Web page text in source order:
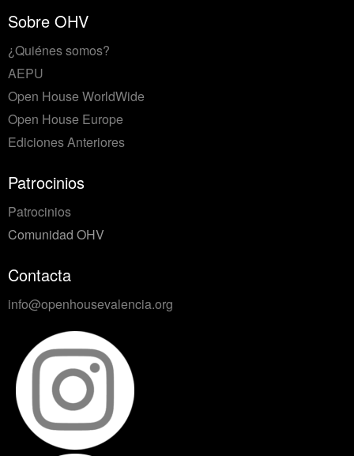
Sobre OHV
¿Quiénes somos?
AEPU
Open House WorldWide
Open House Europe
Ediciones Anteriores
Patrocinios
Patrocinios
Comunidad OHV
Contacta
info@openhousevalencia.org